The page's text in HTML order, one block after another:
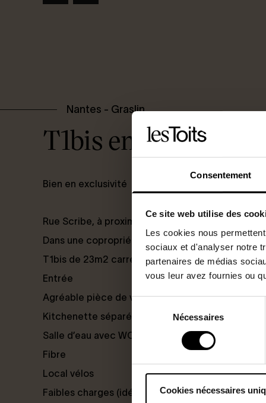
Consentement
Ce site web utilise des
Les cookies nous
sociaux et d'analyser notre
partenaires de médias
vous leur avez fournies ou
Sélection
consentement
Nécessaires
Cookies nécessaires
Nantes - Graslin
T1bis en dernier
Bien en exclusivité
Rue Scribe, à proximité immédiate de la Place
Dans une copropriété ancienne, récemment
T1bis de 23m2 carrez (32m2 au sol) au 4 ème et
Entrée
Agréable pièce de vie de 21m2 au sol
Kitchenette séparée, aménagée et équipée
Salle d’eau avec WC
Fibre
Local vélos
Faibles charges (idéal pied-à-terre, étudiants,